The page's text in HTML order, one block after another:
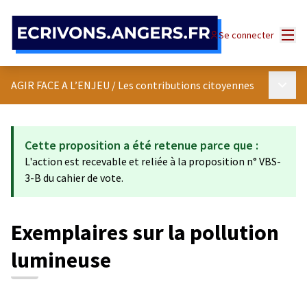
Se connecter
AGIR FACE A L’ENJEU / Les contributions citoyennes
Cette proposition a été retenue parce que :
L'action est recevable et reliée à la proposition n° VBS-
3-B du cahier de vote.
Exemplaires sur la pollution
lumineuse